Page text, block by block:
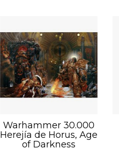
Warhammer 30.000
Herejía de Horus, Age
of Darkness